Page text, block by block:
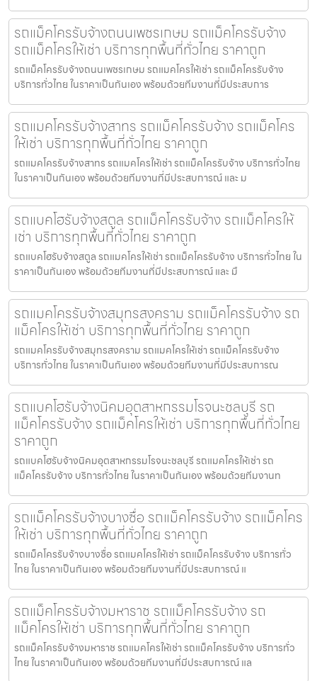
รถแม็คโครรับจ้างถนนเพชรเกษม รถแม็คโครรับจ้าง
รถแม็คโครให้เช่า บริการทุกพื้นที่ทั่วไทย ราคาถูก
รถแม็คโครรับจ้างถนนเพชรเกษม รถแมคโครให้เช่า รถแม็คโครรับจ้าง
บริการทั่วไทย ในราคาเป็นกันเอง พร้อมด้วยทีมงานที่มีประสบการ
รถแมคโครรับจ้างสาทร รถแม็คโครรับจ้าง รถแม็คโคร
ให้เช่า บริการทุกพื้นที่ทั่วไทย ราคาถูก
รถแมคโครรับจ้างสาทร รถแมคโครให้เช่า รถแม็คโครรับจ้าง บริการทั่วไทย
ในราคาเป็นกันเอง พร้อมด้วยทีมงานที่มีประสบการณ์ และ ม
รถแบคโฮรับจ้างสตูล รถแม็คโครรับจ้าง รถแม็คโครให้
เช่า บริการทุกพื้นที่ทั่วไทย ราคาถูก
รถแบคโฮรับจ้างสตูล รถแมคโครให้เช่า รถแม็คโครรับจ้าง บริการทั่วไทย ใน
ราคาเป็นกันเอง พร้อมด้วยทีมงานที่มีประสบการณ์ และ มื
รถแมคโครรับจ้างสมุทรสงคราม รถแม็คโครรับจ้าง รถ
แม็คโครให้เช่า บริการทุกพื้นที่ทั่วไทย ราคาถูก
รถแมคโครรับจ้างสมุทรสงคราม รถแมคโครให้เช่า รถแม็คโครรับจ้าง
บริการทั่วไทย ในราคาเป็นกันเอง พร้อมด้วยทีมงานที่มีประสบการณ
รถแบคโฮรับจ้างนิคมอุตสาหกรรมโรจนะชลบุรี รถ
แม็คโครรับจ้าง รถแม็คโครให้เช่า บริการทุกพื้นที่ทั่วไทย
ราคาถูก
รถแบคโฮรับจ้างนิคมอุตสาหกรรมโรจนะชลบุรี รถแมคโครให้เช่า รถ
แม็คโครรับจ้าง บริการทั่วไทย ในราคาเป็นกันเอง พร้อมด้วยทีมงานท
รถแม็คโครรับจ้างบางซื่อ รถแม็คโครรับจ้าง รถแม็คโคร
ให้เช่า บริการทุกพื้นที่ทั่วไทย ราคาถูก
รถแม็คโครรับจ้างบางซื่อ รถแมคโครให้เช่า รถแม็คโครรับจ้าง บริการทั่ว
ไทย ในราคาเป็นกันเอง พร้อมด้วยทีมงานที่มีประสบการณ์ แ
รถแม็คโครรับจ้างมหาราช รถแม็คโครรับจ้าง รถ
แม็คโครให้เช่า บริการทุกพื้นที่ทั่วไทย ราคาถูก
รถแม็คโครรับจ้างมหาราช รถแมคโครให้เช่า รถแม็คโครรับจ้าง บริการทั่ว
ไทย ในราคาเป็นกันเอง พร้อมด้วยทีมงานที่มีประสบการณ์ แล